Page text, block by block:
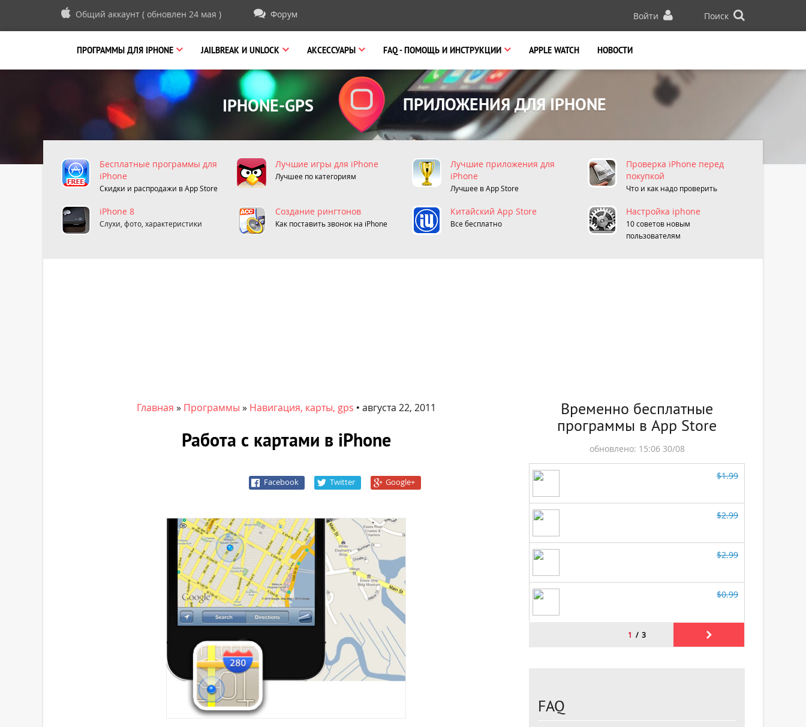
Общий аккаунт ( обновлен 24 мая ) Форум Поиск
Войти
ПРОГРАММЫ ДЛЯ IPHONE JAILBREAK И UNLOCK АКСЕССУАРЫ FAQ- ПОМОЩЬ И ИНСТРУКЦИИ APPLE WATCH НОВОСТИ
IPHONE-GPS ПРИЛОЖЕНИЯ ДЛЯ IPHONE
Бесплатные программы для
iPhone
Скидки и распродажи в App Store
Лучшие игры для iPhone
Лучшее по категориям
Лучшие приложения для
iPhone
Лучшее в App Store
Проверка iPhone перед
покупкой
Что и как надо проверить
iPhone 8
Слухи, фото, характеристики
Cоздание рингтонов
Как поставить звонок на iPhone
Китайский App Store
Все бесплатно
Настройка iphone
10 советов новым
пользователям
Главная » Программы » Навигация, карты, gps • августа 22, 2011
Работа с картами в iPhone
Facebook Twitter Google+
Временно бесплатные
программы в App Store
FAQ